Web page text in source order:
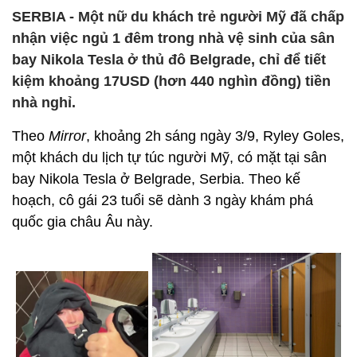
SERBIA - Một nữ du khách trẻ người Mỹ đã chấp
nhận việc ngủ 1 đêm trong nhà vệ sinh của sân
bay Nikola Tesla ở thủ đô Belgrade, chỉ để tiết
kiệm khoảng 17USD (hơn 440 nghìn đồng) tiền
nhà nghỉ.
Theo Mirror, khoảng 2h sáng ngày 3/9, Ryley Goles,
một khách du lịch tự túc người Mỹ, có mặt tại sân
bay Nikola Tesla ở Belgrade, Serbia. Theo kế
hoạch, cô gái 23 tuổi sẽ dành 3 ngày khám phá
quốc gia châu Âu này.